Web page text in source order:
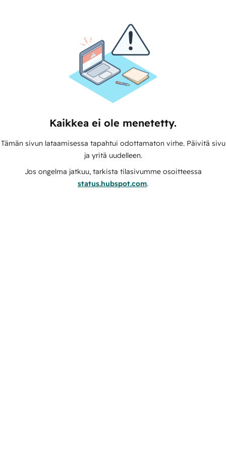
Kaikkea ei ole menetetty.
Tämän sivun lataamisessa tapahtui odottamaton virhe. Päivitä sivu
ja yritä uudelleen.
Jos ongelma jatkuu, tarkista tilasivumme osoitteessa
status.hubspot.com.